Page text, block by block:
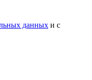
данных и с